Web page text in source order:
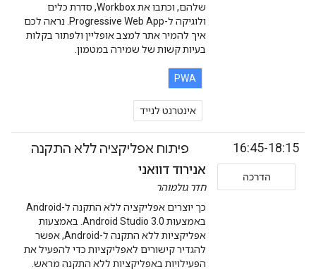
שלהם, וכתבו את Workbox, סדרת כלים
ולוגיקה ל-Progressive Web App. נראה לכם
איך להמיר אתר למצב אופליין ולפתור בקלות
בעיות קשות של שמירה במטמון.
PWA
אינטרנט לנייד
16:45-18:15
הדרכה
פיתוח אפליקציה ללא התקנה
אנירוד דוואני
חדר גולמוהר
כך יוצרים אפליקציה ללא התקנה ל-Android
באמצעות Android Studio 3.0. באמצעות
אפליקציות ללא התקנה ל-Android, אפשר
להגדיר קישורים לאפליקציות כדי להפעיל את
הפעילויות באפליקציות ללא התקנה מראש.